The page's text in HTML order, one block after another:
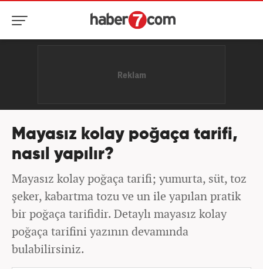
Mayasız kolay poğaça tarifi,
nasıl yapılır?
Mayasız kolay poğaça tarifi; yumurta, süt, toz
şeker, kabartma tozu ve un ile yapılan pratik
bir poğaça tarifidir. Detaylı mayasız kolay
poğaça tarifini yazının devamında
bulabilirsiniz.